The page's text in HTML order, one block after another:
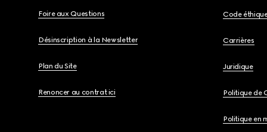
Foire aux Questions
Désinscription à la Newsletter
Plan du Site
Renoncer au contrat ici
Code
Carrières
Juridique
Politique de
Politique en